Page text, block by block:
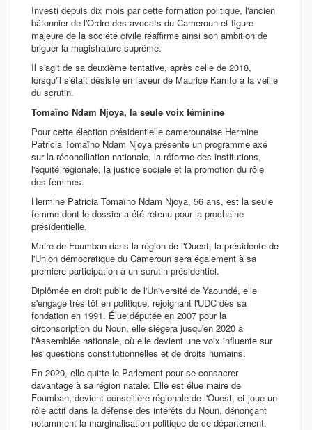
Investi depuis dix mois par cette formation politique, l'ancien
bâtonnier de l'Ordre des avocats du Cameroun et figure
majeure de la société civile réaffirme ainsi son ambition de
briguer la magistrature suprême.
Il s'agit de sa deuxième tentative, après celle de 2018,
lorsqu'il s'était désisté en faveur de Maurice Kamto à la veille
du scrutin.
Tomaïno Ndam Njoya, la seule voix féminine
Pour cette élection présidentielle camerounaise Hermine
Patricia Tomaïno Ndam Njoya présente un programme axé
sur la réconciliation nationale, la réforme des institutions,
l'équité régionale, la justice sociale et la promotion du rôle
des femmes.
Hermine Patricia Tomaïno Ndam Njoya, 56 ans, est la seule
femme dont le dossier a été retenu pour la prochaine
présidentielle.
Maire de Foumban dans la région de l'Ouest, la présidente de
l'Union démocratique du Cameroun sera également à sa
première participation à un scrutin présidentiel.
Diplômée en droit public de l'Université de Yaoundé, elle
s'engage très tôt en politique, rejoignant l'UDC dès sa
fondation en 1991. Élue députée en 2007 pour la
circonscription du Noun, elle siégera jusqu'en 2020 à
l'Assemblée nationale, où elle devient une voix influente sur
les questions constitutionnelles et de droits humains.
En 2020, elle quitte le Parlement pour se consacrer
davantage à sa région natale. Elle est élue maire de
Foumban, devient conseillère régionale de l'Ouest, et joue un
rôle actif dans la défense des intérêts du Noun, dénonçant
notamment la marginalisation politique de ce département.